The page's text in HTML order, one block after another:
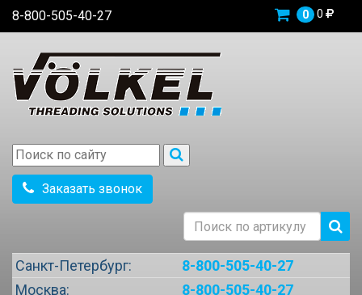
8-800-505-40-27 0 0
Заказать звонок
Санкт-Петербург:
8-800-505-40-27
Москва:
8-800-505-40-27